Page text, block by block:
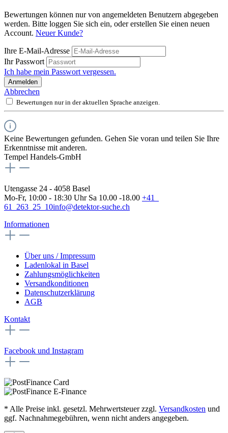
Bewertungen können nur von angemeldeten Benutzern abgegeben
werden. Bitte loggen Sie sich ein, oder erstellen Sie einen neuen
Account. Neuer Kunde?
Ihre E-Mail-Adresse
Ihr Passwort
Ich habe mein Passwort vergessen.
Anmelden
Abbrechen
Bewertungen nur in der aktuellen Sprache anzeigen.
Keine Bewertungen gefunden. Gehen Sie voran und teilen Sie Ihre
Erkenntnisse mit anderen.
Tempel Handels-GmbH
Utengasse 24 - 4058 Basel
Mo-Fr, 10:00 - 18:30 Uhr Sa 10.00 -18.00 +41
61 263 25 10info@detektor-suche.ch
Informationen
Über uns / Impressum
Ladenlokal in Basel
Zahlungsmöglichkeiten
Versandkonditionen
Datenschutzerklärung
AGB
Kontakt
Facebook und Instagram
* Alle Preise inkl. gesetzl. Mehrwertsteuer zzgl. Versandkosten und
ggf. Nachnahmegebühren, wenn nicht anders angegeben.